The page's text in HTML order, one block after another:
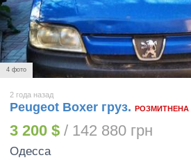
4 фото
2 года назад
Peugeot Boxer груз. РОЗМИТНЕНА
3 200 $ / 142 880 грн
Одесса